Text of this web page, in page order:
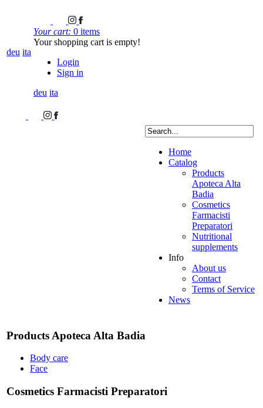
deu ita
Your cart: 0 items
Your shopping cart is empty!
Login
Sign in
deu ita
Home
Catalog
Products
Apoteca Alta
Badia
Cosmetics
Farmacisti
Preparatori
Nutritional
supplements
Info
About us
Contact
Terms of Service
News
Products Apoteca Alta Badia
Body care
Face
Cosmetics Farmacisti Preparatori